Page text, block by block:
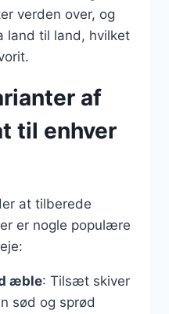
verden over, og
land til land, hvilket
af
til enhver
at tilberede
er nogle populære
æble: Tilsæt skiver
sød og sprød